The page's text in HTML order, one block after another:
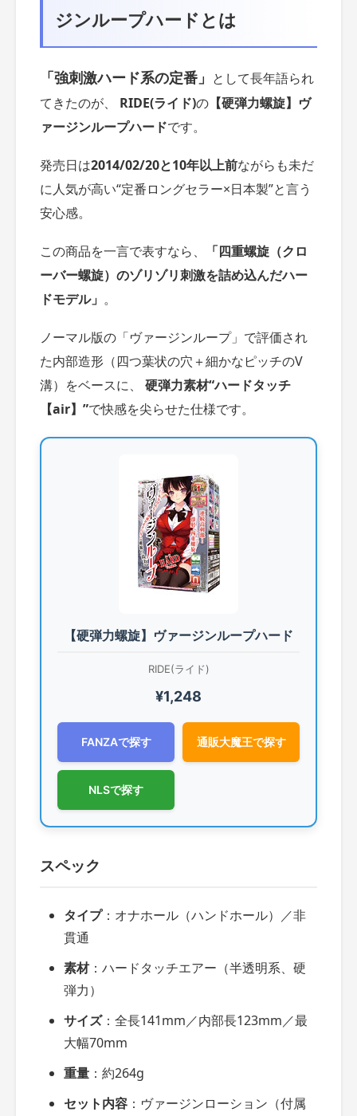
ジンループハードとは
「強刺激ハード系の定番」 として長年語られ
てきたのが、 RIDE(ライド)の 【硬弾力螺旋】ヴ
ァージンループハードです。
発売日は2014/02/20と10年以上前ながらも未だ
に人気が高い“定番ロングセラー×日本製”と言う
安心感。
この商品を一言で表すなら、
「四重螺旋（クロ
ーバー螺旋）のゾリゾリ刺激を詰め込んだハー
ドモデル」 。
ノーマル版の「ヴァージンループ」で評価され
た内部造形（四つ葉状の穴＋細かなピッチのV
溝）をベースに、 硬弾力素材“ハードタッチ
【air】”で快感を尖らせた仕様です。
【硬弾力螺旋】ヴァージンループハード
RIDE(ライド)
¥1,248
FANZAで探す 通販大魔王で探す
NLSで探す
スペック
タイプ：オナホール（ハンドホール）／非
貫通
素材：ハードタッチエアー（半透明系、硬
弾力）
サイズ：全長141mm／内部長123mm／最
大幅70mm
重量 ：約264g
セット内容 ：ヴァージンローション（付属